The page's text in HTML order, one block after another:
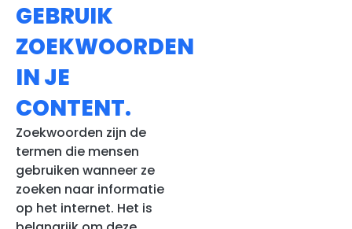
GEBRUIK
ZOEKWOORDEN
IN JE
CONTENT.
Zoekwoorden zijn de
termen die mensen
gebruiken wanneer ze
zoeken naar informatie
op het internet. Het is